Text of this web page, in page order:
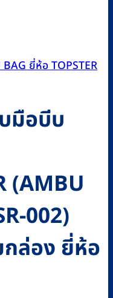
มือบีบ
(AMBU
002)
ล่อง ยี่ห้อ